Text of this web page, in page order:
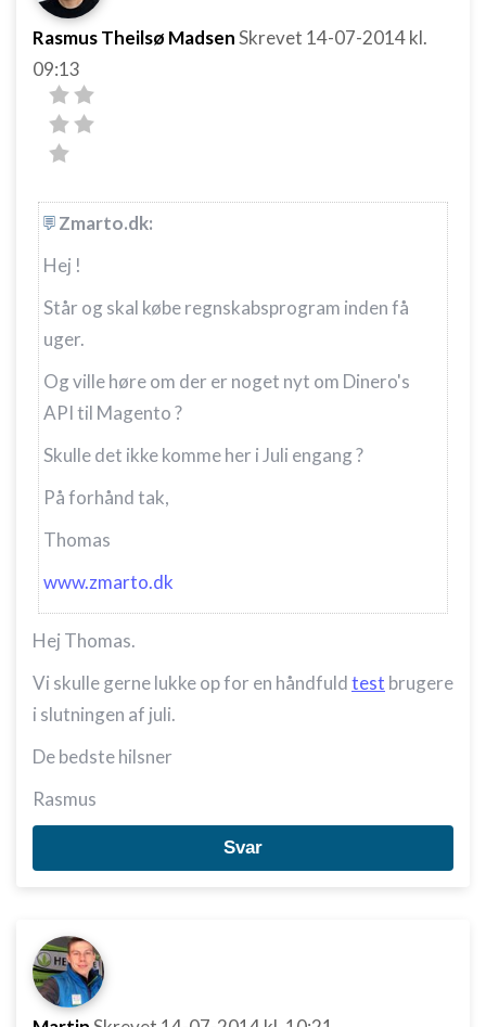
Rasmus Theilsø MadsenSkrevet 14-07-2014kl.
09:13
Zmarto.dk:
Hej !
Står og skal købe regnskabsprogram inden få
uger.
Og ville høre om der er noget nyt om Dinero's
API til Magento ?
Skulle det ikke komme her i Juli engang ?
På forhånd tak,
Thomas
www.zmarto.dk
Hej Thomas.
Vi skulle gerne lukke op for en håndfuldtest brugere
i slutningen af juli.
De bedste hilsner
Rasmus
Svar